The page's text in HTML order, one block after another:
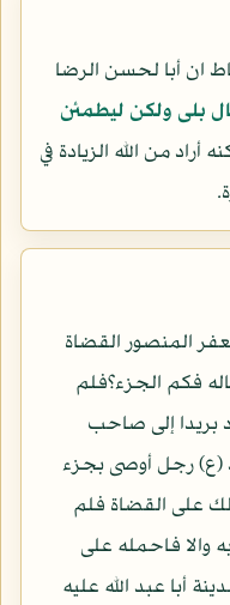
ان أبا لحسن الرضا
بلى ولكن ليطمئن
أراد من الله الزيادة في
المنصور القضاة
فكم الجزء؟فلم
بريدا إلى صاحب
(ع) رجل أوصى بجزء
على القضاة فلم
والا فاحمله على
أبا عبد الله عليه